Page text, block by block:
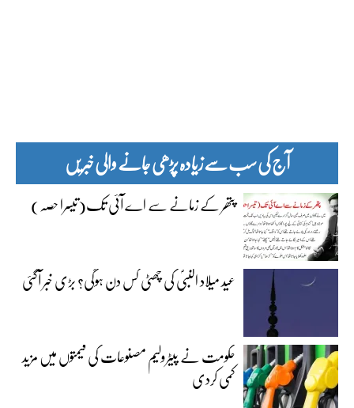
آج کی سب سے زیادہ پڑھی جانے والی خبریں
پتھر کے زمانے سے اے آئی تک(تیسرا حصہ)
عید میلاد النبیؐ کی چھٹی کس دن ہوگی؟ بڑی خبر آگئی
حکومت نے پیٹرولیم مصنوعات کی قیمتوں میں مزید
کمی کردی